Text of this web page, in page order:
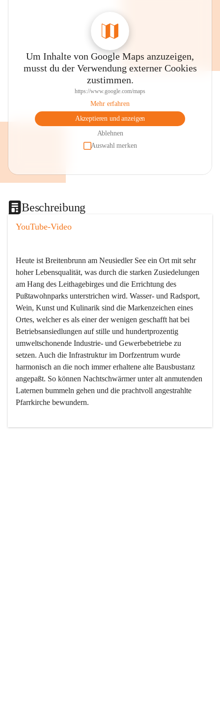
Um Inhalte von Google Maps anzuzeigen,
musst du der Verwendung externer Cookies
zustimmen.
https://www.google.com/maps
Mehr erfahren
Akzeptieren und anzeigen
Ablehnen
Auswahl merken
Beschreibung
YouTube-Video
Heute ist Breitenbrunn am Neusiedler See ein Ort mit sehr
hoher Lebensqualität, was durch die starken Zusiedelungen
am Hang des Leithagebirges und die Errichtung des
Pußtawohnparks unterstrichen wird. Wasser- und Radsport,
Wein, Kunst und Kulinarik sind die Markenzeichen eines
Ortes, welcher es als einer der wenigen geschafft hat bei
Betriebsansiedlungen auf stille und hundertprozentig
umweltschonende Industrie- und Gewerbebetriebe zu
setzen. Auch die Infrastruktur im Dorfzentrum wurde
harmonisch an die noch immer erhaltene alte Bausbustanz
angepaßt. So können Nachtschwärmer unter alt anmutenden
Laternen bummeln gehen und die prachtvoll angestrahlte
Pfarrkirche bewundern.
Der Weinbau dominert heute nicht mehr, ist aber integrativer